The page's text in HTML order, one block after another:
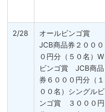
2/28
オールビンゴ賞
JCB商品券２０００
０円分（５０名）W
ビンゴ賞 JCB商品
券６０００円分（１
００名）シングルビ
ンゴ賞 ３０００円